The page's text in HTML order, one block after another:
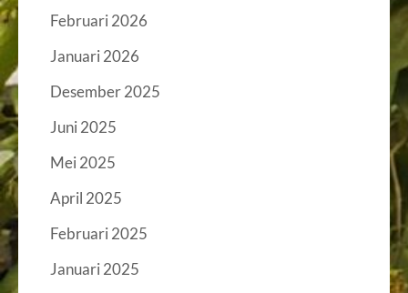
Februari 2026
Januari 2026
Desember 2025
Juni 2025
Mei 2025
April 2025
Februari 2025
Januari 2025